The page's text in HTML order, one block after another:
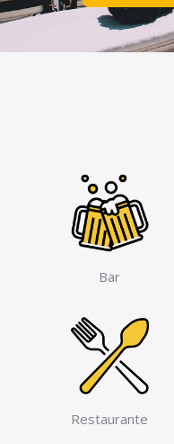
Bar
Restaurante